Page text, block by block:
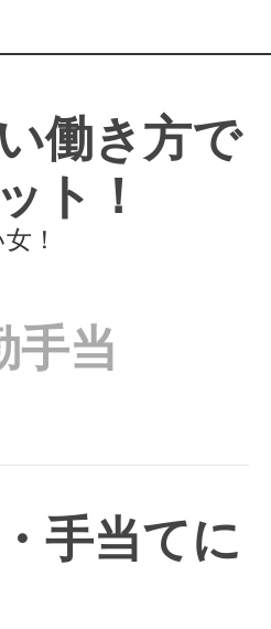
働き方で
ト！
！
手当
手当てに